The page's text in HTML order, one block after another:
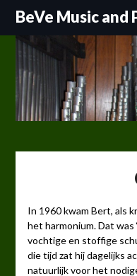
Skip
content
BeVe Music and
In 1960 kwam Bert, als
het harmonium. Dat was
vochtige en stoffige
die tijd zat hij dagelijks
natuurlijk voor het